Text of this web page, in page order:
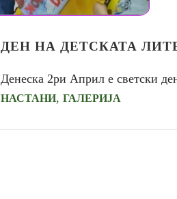
ДЕН НА ДЕТСКАТА
Денеска 2ри Април е светски
НАСТАНИ, ГАЛЕРИЈА